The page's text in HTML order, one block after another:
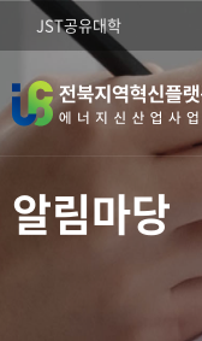
JST공유대학
알림마당